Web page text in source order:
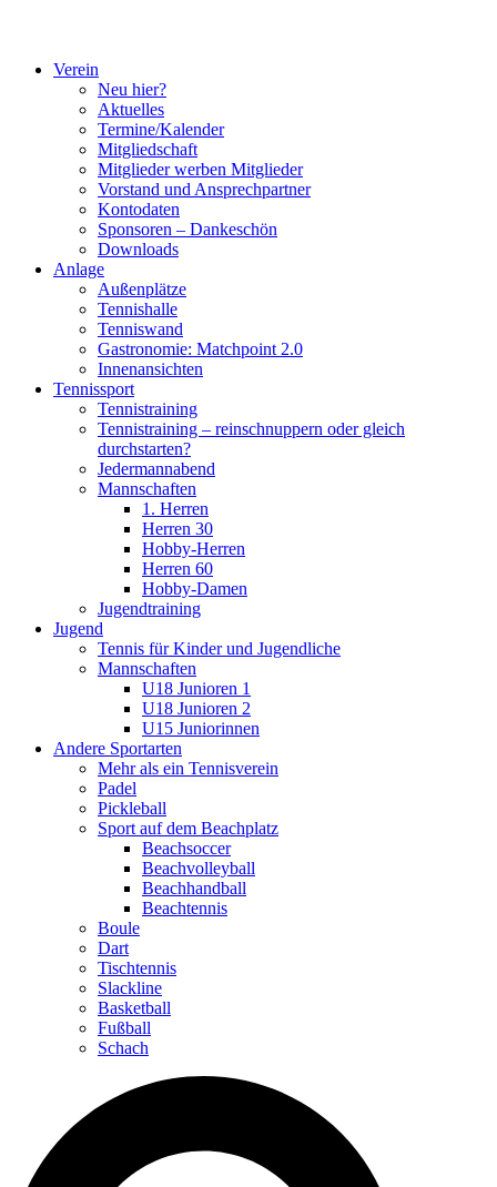
Verein
Neu hier?
Aktuelles
Termine/Kalender
Mitgliedschaft
Mitglieder werben Mitglieder
Vorstand und Ansprechpartner
Kontodaten
Sponsoren – Dankeschön
Downloads
Anlage
Außenplätze
Tennishalle
Tenniswand
Gastronomie: Matchpoint 2.0
Innenansichten
Tennissport
Tennistraining
Tennistraining – reinschnuppern oder gleich
durchstarten?
Jedermannabend
Mannschaften
1. Herren
Herren 30
Hobby-Herren
Herren 60
Hobby-Damen
Jugendtraining
Jugend
Tennis für Kinder und Jugendliche
Mannschaften
U18 Junioren 1
U18 Junioren 2
U15 Juniorinnen
Andere Sportarten
Mehr als ein Tennisverein
Padel
Pickleball
Sport auf dem Beachplatz
Beachsoccer
Beachvolleyball
Beachhandball
Beachtennis
Boule
Dart
Tischtennis
Slackline
Basketball
Fußball
Schach